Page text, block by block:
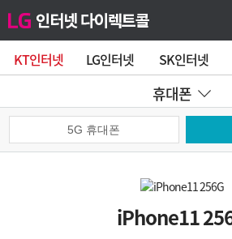
KT인터넷 LG인터넷 SK인터넷
휴대폰
5G 휴대폰
iPhone11